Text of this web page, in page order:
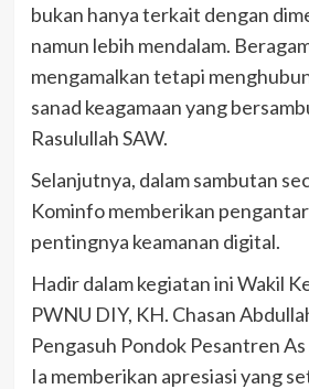
bukan hanya terkait dengan
namun lebih mendalam.
mengamalkan tetapi
sanad keagamaan yang
Rasulullah SAW.
Selanjutnya, dalam sambutan
Kominfo memberikan
pentingnya keamanan digital.
Hadir dalam kegiatan ini Wakil
PWNU DIY, KH. Chasan
Pengasuh Pondok Pesantren
Ia memberikan apresiasi yang